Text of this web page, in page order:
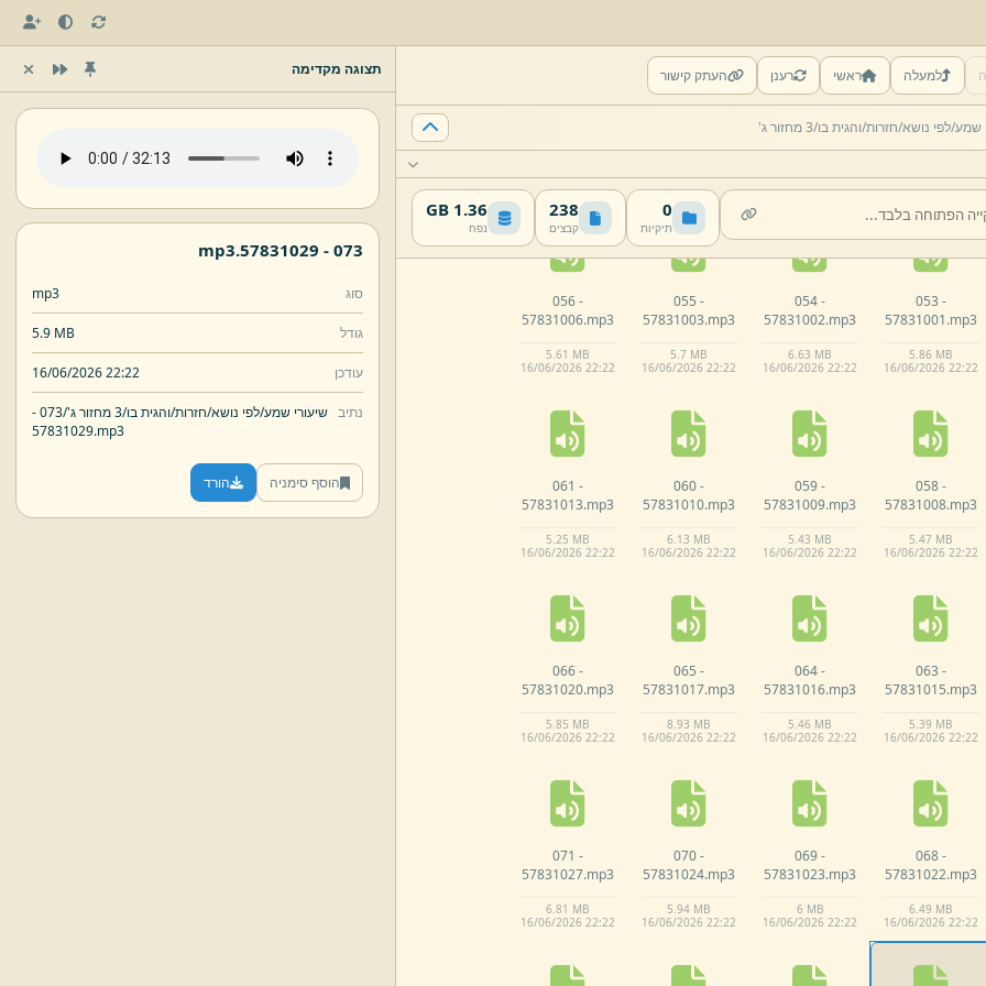
למעלה ראשי רענן העתק קישור
שמע/לפי נושא/חזרות/והגית בו/3 מחזור ג'
0
תיקיות
238
קבצים
1.36 GB
נפח
57830924.mp3
16/06/2026 22:22
57830925.mp3
16/06/2026 22:22
16/06/2026 22:22
16/06/2026 22:22
053 -
57831001.mp3
5.86 MB
16/06/2026 22:22
054 -
57831002.mp3
6.63 MB
16/06/2026 22:22
055 -
57831003.mp3
5.7 MB
16/06/2026 22:22
056 -
57831006.mp3
5.61 MB
16/06/2026 22:22
058 -
57831008.mp3
5.47 MB
16/06/2026 22:22
059 -
57831009.mp3
5.43 MB
16/06/2026 22:22
060 -
57831010.mp3
6.13 MB
16/06/2026 22:22
061 -
57831013.mp3
5.25 MB
16/06/2026 22:22
063 -
57831015.mp3
5.39 MB
16/06/2026 22:22
064 -
57831016.mp3
5.46 MB
16/06/2026 22:22
065 -
57831017.mp3
8.93 MB
16/06/2026 22:22
066 -
57831020.mp3
5.85 MB
16/06/2026 22:22
068 -
57831022.mp3
6.49 MB
16/06/2026 22:22
069 -
57831023.mp3
6 MB
16/06/2026 22:22
070 -
57831024.mp3
5.94 MB
16/06/2026 22:22
071 -
57831027.mp3
6.81 MB
16/06/2026 22:22
תצוגה מקדימה
073 -
mp3
סוג mp3
גודל 5.9 MB
עודכן 16/06/2026 22:22
נתיב שיעורי שמע/לפי נושא/חזרות/והגית בו/3 מחזור ג'/
073 -
57831029.mp3
הוסף סימניה הורד